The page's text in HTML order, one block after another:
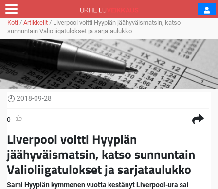
Koti / Artikkelit / Liverpool voitti Hyypiän jäähyväismatsin, katso
sunnuntain Valioliigatulokset ja sarjataulukko
2018-09-28
0
Liverpool voitti Hyypiän
jäähyväismatsin, katso sunnuntain
Valioliigatulokset ja sarjataulukko
Sami Hyypiän kymmenen vuotta kestänyt Liverpool-ura sai